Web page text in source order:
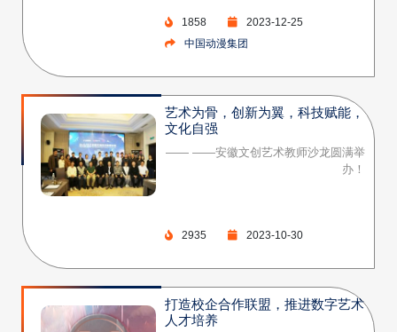
1858
2023-12-25
中国动漫集团
艺术为骨，创新为翼，科技赋能，
文化自强
—— ——安徽文创艺术教师沙龙圆满举
办！
2935 2023-10-30
打造校企合作联盟，推进数字艺术
人才培养